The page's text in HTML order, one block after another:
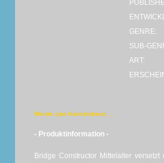
GENRE:
SUB-
ART:
Werde zum Konstrukteur ...
- Produktinformation -
Bridge Constructor Mittelalter